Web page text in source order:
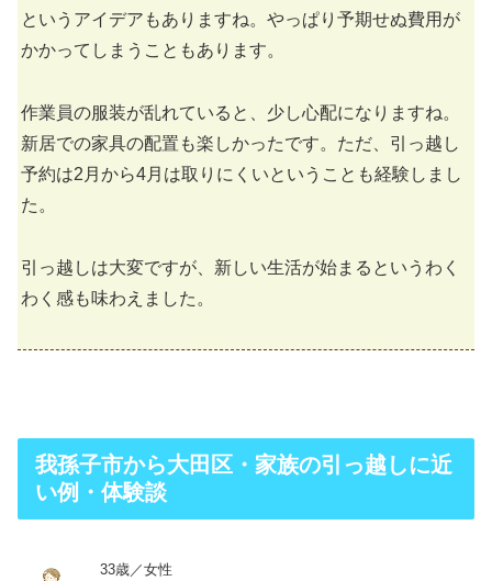
というアイデアもありますね。やっぱり予期せぬ費用が
かかってしまうこともあります。
作業員の服装が乱れていると、少し心配になりますね。
新居での家具の配置も楽しかったです。ただ、引っ越し
予約は2月から4月は取りにくいということも経験しまし
た。
引っ越しは大変ですが、新しい生活が始まるというわく
わく感も味わえました。
我孫子市から大田区・家族の引っ越しに近
い例・体験談
33歳／女性